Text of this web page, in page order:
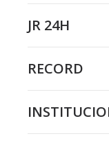
JR 24H
RECORD